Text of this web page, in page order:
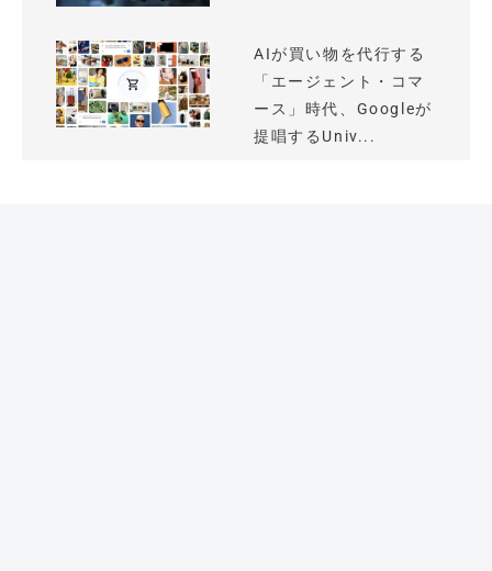
AIが買い物を代行する
「エージェント・コマ
ース」時代、Googleが
提唱するUniv...